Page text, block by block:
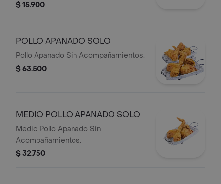
$ 15.900
POLLO APANADO SOLO
Pollo Apanado Sin Acompañamientos.
$ 63.500
MEDIO POLLO APANADO SOLO
Medio Pollo Apanado Sin
Acompañamientos.
$ 32.750